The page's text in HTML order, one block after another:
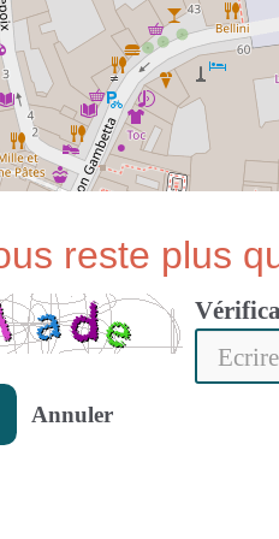
reste plus
Annuler